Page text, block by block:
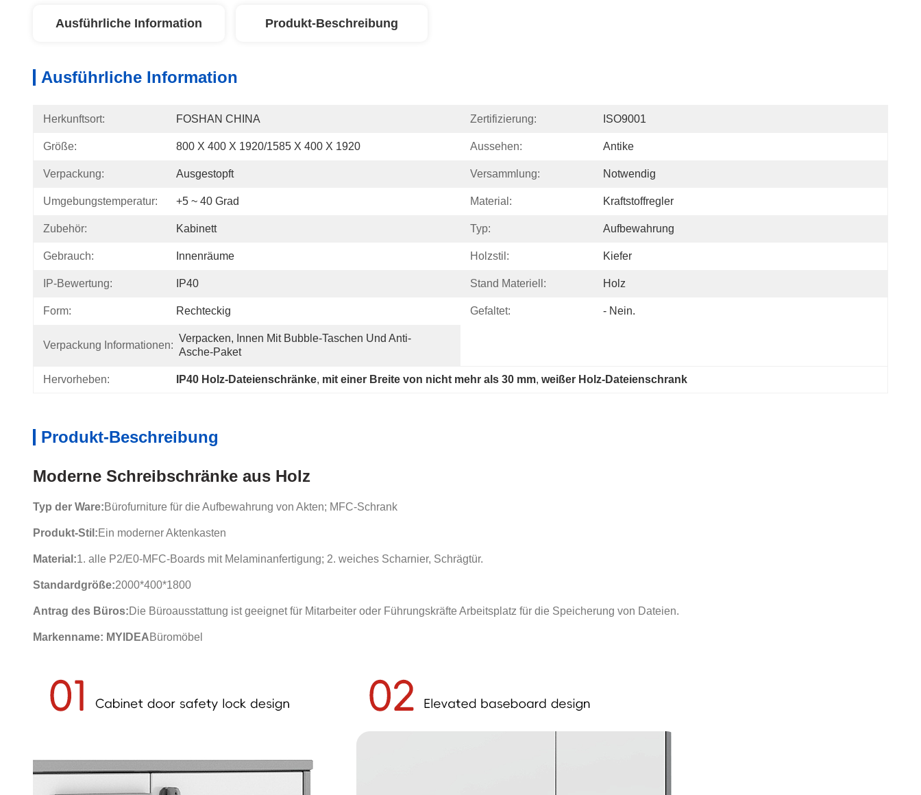
Ausführliche Information Produkt-Beschreibung
Ausführliche Information
Herkunftsort: FOSHAN CHINA Zertifizierung: ISO9001
Größe: 800 X 400 X 1920/1585 X 400 X 1920 Aussehen: Antike
Verpackung: Ausgestopft Versammlung: Notwendig
Umgebungstemperatur: +5 ~ 40 Grad Material: Kraftstoffregler
Zubehör: Kabinett Typ: Aufbewahrung
Gebrauch: Innenräume Holzstil: Kiefer
IP-Bewertung: IP40 Stand Materiell: Holz
Form: Rechteckig Gefaltet: - Nein.
Verpackung Informationen:
Verpacken, Innen Mit Bubble-Taschen Und Anti-
Asche-Paket
Hervorheben: IP40 Holz-Dateienschränke, mit einer Breite von nicht mehr als 30 mm, weißer Holz-Dateienschrank
Produkt-Beschreibung
Moderne Schreibschränke aus Holz
Typ der Ware:Bürofurniture für die Aufbewahrung von Akten; MFC-Schrank
Produkt-Stil:Ein moderner Aktenkasten
Material:1. alle P2/E0-MFC-Boards mit Melaminanfertigung; 2. weiches Scharnier, Schrägtür.
Standardgröße:2000*400*1800
Antrag des Büros:Die Büroausstattung ist geeignet für Mitarbeiter oder Führungskräfte Arbeitsplatz für die Speicherung von Dateien.
Markenname: MYIDEABüromöbel